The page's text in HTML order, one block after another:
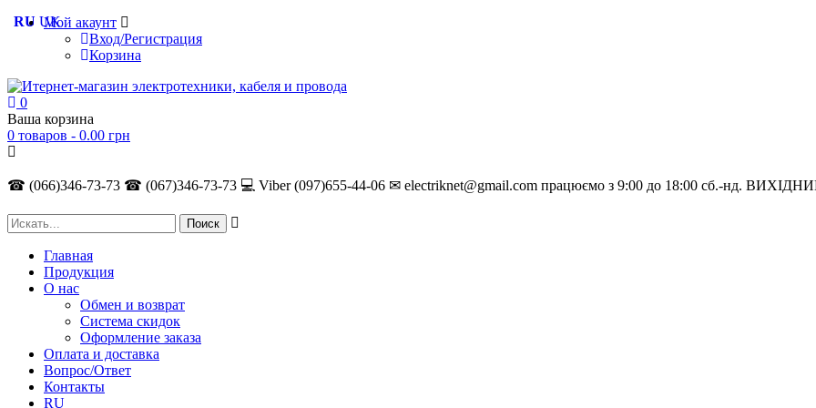
Мой акаунт
Вход/Регистрация
Корзина
0
Ваша корзина
0 товаров - 0.00 грн
☎ (066)346-73-73 ☎ (067)346-73-73 💻 Viber (097)655-44-06 ✉ electriknet@gmail.com працюємо з 9:00 до 18:00 сб.-нд.
Главная
Продукция
О нас
Обмен и возврат
Система скидок
Оформление заказа
Оплата и доставка
Вопрос/Ответ
Контакты
RU
RU UK